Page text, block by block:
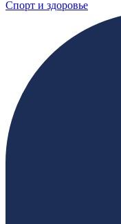
Спорт и здоровье